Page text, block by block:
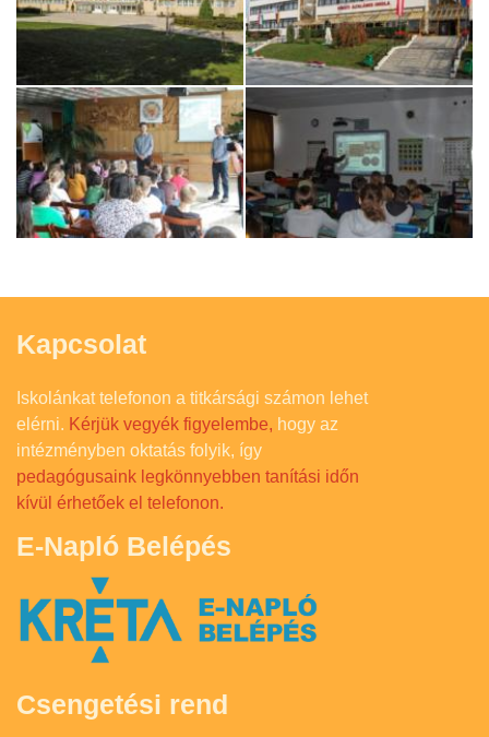
Kapcsolat
Iskolánkat telefonon a titkársági számon lehet
elérni. Kérjük vegyék figyelembe, hogy az
intézményben oktatás folyik, így
pedagógusaink legkönnyebben tanítási időn
kívül érhetőek el telefonon.
E-Napló Belépés
Csengetési rend